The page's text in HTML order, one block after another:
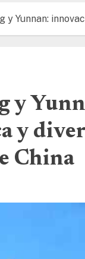
y Yunnan:
y
y
China